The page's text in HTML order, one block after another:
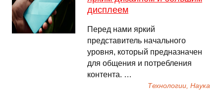
дисплеем
Перед нами яркий
представитель начального
уровня, который предназначен
для общения и потребления
контента. …
Технологии, Наука